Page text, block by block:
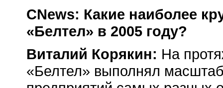
CNews: Какие наиболее
«Белтел» в 2005 году?
Виталий Корякин: На
«Белтел» выполнял